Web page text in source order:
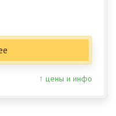
↑ цены и инфо